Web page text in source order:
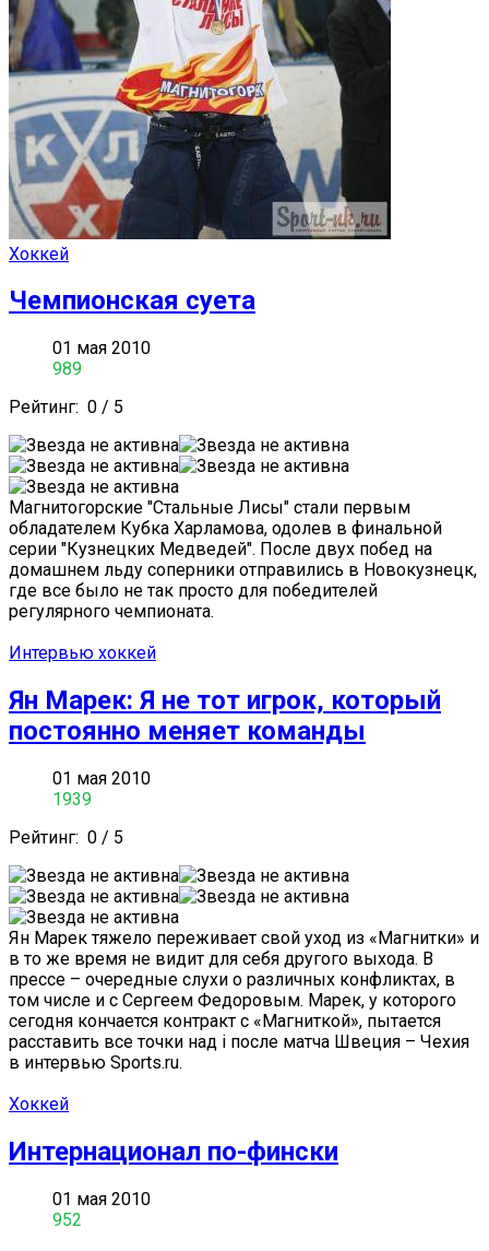
Хоккей
Чемпионская суета
01 мая 2010
989
Рейтинг: 0 / 5
Магнитогорские "Стальные Лисы" стали первым
обладателем Кубка Харламова, одолев в финальной
серии "Кузнецких Медведей". После двух побед на
домашнем льду соперники отправились в Новокузнецк,
где все было не так просто для победителей
регулярного чемпионата.
Интервью хоккей
Ян Марек: Я не тот игрок, который
постоянно меняет команды
01 мая 2010
1939
Рейтинг: 0 / 5
Ян Марек тяжело переживает свой уход из «Магнитки» и
в то же время не видит для себя другого выхода. В
прессе – очередные слухи о различных конфликтах, в
том числе и с Сергеем Федоровым. Марек, у которого
сегодня кончается контракт с «Магниткой», пытается
расставить все точки над i после матча Швеция – Чехия
в интервью Sports.ru.
Хоккей
Интернационал по-фински
01 мая 2010
952